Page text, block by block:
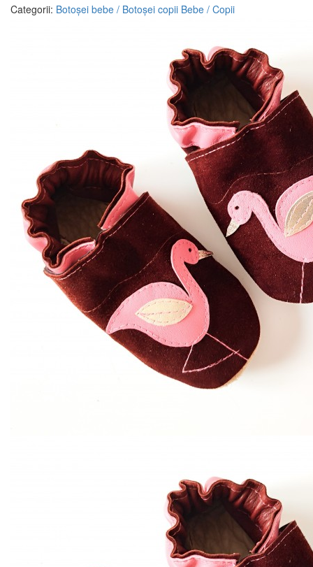
Categorii: Botoșei bebe / Botoșei copii Bebe / Copii